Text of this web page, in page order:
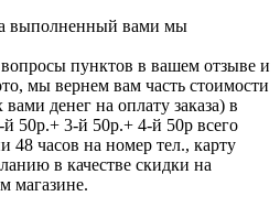
выполненный вами мы
пунктов в вашем отзыве и
мы вернем вам часть стоимости
денег на оплату заказа) в
50р.+ 3-й 50р.+ 4-й 50р всего
48 часов на номер тел., карту
в качестве скидки на
магазине.